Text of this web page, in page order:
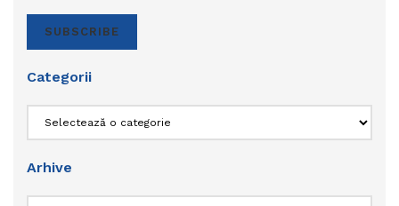
SUBSCRIBE
Categorii
Arhive